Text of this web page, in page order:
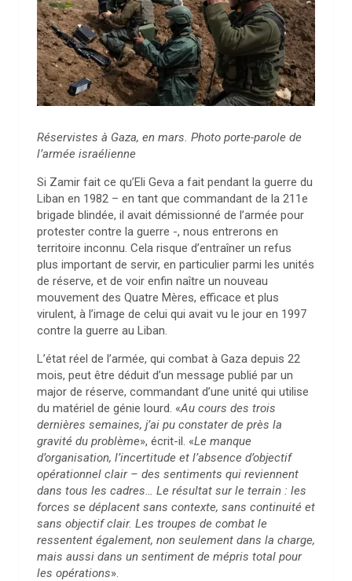
Réservistes à Gaza, en mars. Photo porte-parole de
l’armée israélienne
Si Zamir fait ce qu’Eli Geva a fait pendant la guerre du
Liban en 1982 – en tant que commandant de la 211e
brigade blindée, il avait démissionné de l’armée pour
protester contre la guerre -, nous entrerons en
territoire inconnu. Cela risque d’entraîner un refus
plus important de servir, en particulier parmi les unités
de réserve, et de voir enfin naître un nouveau
mouvement des Quatre Mères, efficace et plus
virulent, à l’image de celui qui avait vu le jour en 1997
contre la guerre au Liban.
L’état réel de l’armée, qui combat à Gaza depuis 22
mois, peut être déduit d’un message publié par un
major de réserve, commandant d’une unité qui utilise
du matériel de génie lourd. «Au cours des trois
dernières semaines, j’ai pu constater de près la
gravité du problème», écrit-il. «Le manque
d’organisation, l’incertitude et l’absence d’objectif
opérationnel clair – des sentiments qui reviennent
dans tous les cadres… Le résultat sur le terrain : les
forces se déplacent sans contexte, sans continuité et
sans objectif clair. Les troupes de combat le
ressentent également, non seulement dans la charge,
mais aussi dans un sentiment de mépris total pour
les opérations».